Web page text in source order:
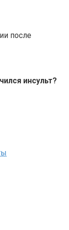
после
инсульт?